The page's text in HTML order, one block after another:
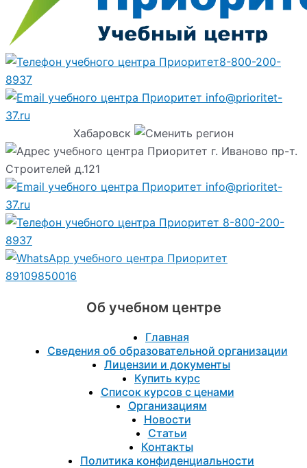
8-800-200-
8937
info@prioritet-
37.ru
Хабаровск
г. Иваново пр-т.
Строителей д.121
info@prioritet-
37.ru
8-800-200-
8937
89109850016
Об учебном центре
Главная
Сведения об образовательной организации
Лицензии и документы
Купить курс
Список курсов с ценами
Организациям
Новости
Статьи
Контакты
Политика конфиденциальности